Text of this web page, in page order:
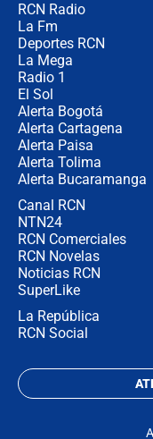
RCN Radio
La Fm
Deportes RCN
La Mega
Radio 1
El Sol
Alerta Bogotá
Alerta Cartagena
Alerta Paisa
Alerta Tolima
Alerta Bucaramanga
Canal RCN
NTN24
RCN Comerciales
RCN Novelas
Noticias RCN
SuperLike
La República
RCN Social